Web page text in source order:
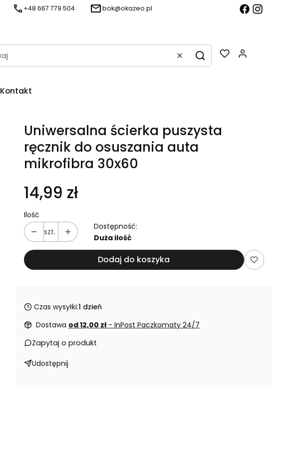
+48 667 779 504 bok@okazeo.pl
WyczyśćSzukaj
Kontakt
Uniwersalna ścierka puszysta
ręcznik do osuszania auta
mikrofibra 30x60
14,99 zł
Ilość
szt.
Dostępność:
Duża ilość
Dodaj do koszyka
Czas wysyłki:1 dzień
Dostawa od 12,00 zł - InPost Paczkomaty 24/7
Zapytaj o produkt
Udostępnij